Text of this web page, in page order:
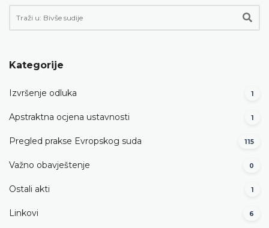
Kategorije
Izvršenje odluka 1
Apstraktna ocjena ustavnosti 1
Pregled prakse Evropskog suda 115
Važno obavještenje 0
Ostali akti 1
Linkovi 6